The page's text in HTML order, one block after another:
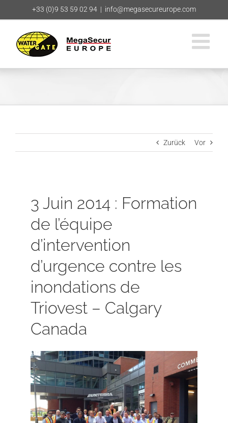
Inhalt
+33 (0)9 53 59 02 94 | info@megasecureurope.com
Zurück Vor
3 Juin 2014 : Formation
de l’équipe
d’intervention
d’urgence contre les
inondations de
Triovest – Calgary
Canada